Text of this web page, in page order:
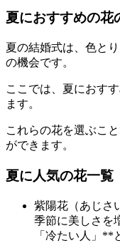
夏におすすめの花
夏の結婚式は、色と
の機会です。
ここでは、夏におす
ます。
これらの花を選ぶこ
ができます。
夏に人気の花一覧
紫陽花（あじさ
季節に美しさを
「冷たい人」**